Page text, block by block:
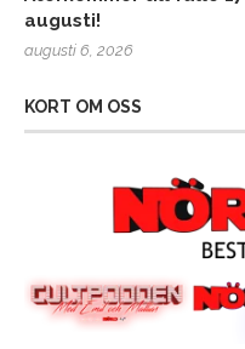
augusti!
augusti 6, 2026
KORT OM OSS